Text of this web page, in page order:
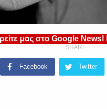
μας στο Google
SHARE
Facebook Twitter